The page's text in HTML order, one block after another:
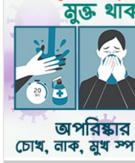
কুড়িগ্রামে মাদক কারবারি গ্রেফতার
নির্বাচনি আচরণবিধি লঙ্ঘন করলে কঠোর
গোবিন্দগঞ্জে বালতির পানিতে পড়ে শিশুর
কুড়িগ্রামে বিজিবি-বিএসএফ’র সেক্টর
ভারী বৃষ্টিপাতের পূর্বাভাস, কৃষকদের জন্য ৮
ইটভাটায় স্বর্ণের সন্ধান, কোদাল-খুন্তি হাতে
ঠাকুরগাঁওয়ে বিদ্যুৎস্পৃষ্টে প্রাণ গেল দুই
দেবীগঞ্জে নির্বাচনী সহিংসতার মামলায়